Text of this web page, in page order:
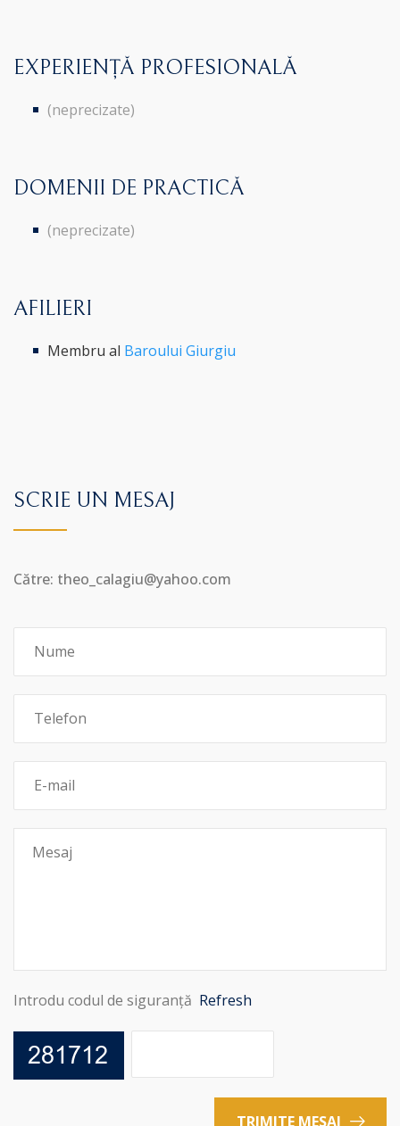
EXPERIENȚĂ PROFESIONALĂ
(neprecizate)
DOMENII DE PRACTICĂ
(neprecizate)
AFILIERI
Membru al Baroului Giurgiu
SCRIE UN MESAJ
Către: theo_calagiu@yahoo.com
Introdu codul de siguranță Refresh
TRIMITE MESAJ